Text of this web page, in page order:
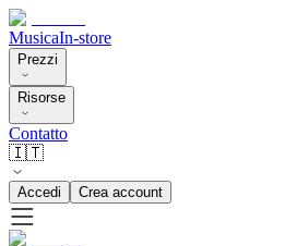
MusicaIn-store
Prezzi
Risorse
Contatto
🇮🇹
Accedi Crea account